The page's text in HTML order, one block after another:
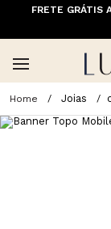
FRETE GRÁTIS
Joias